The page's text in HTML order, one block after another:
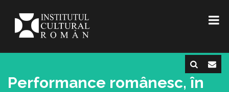
Performance românesc, în